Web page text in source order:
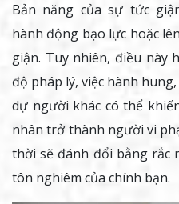
Bản năng của sự tức
hành động bạo lực hoặc
giận. Tuy nhiên, điều này
độ pháp lý, việc hành
dự người khác có thể
nhân trở thành người vi
thời sẽ đánh đổi bằng rắc
tôn nghiêm của chính bạn.